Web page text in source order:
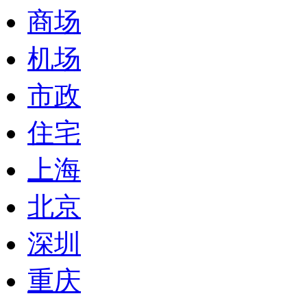
商场
机场
市政
住宅
上海
北京
深圳
重庆